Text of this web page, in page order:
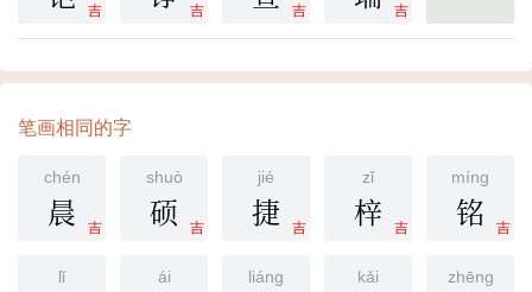
吉 吉 吉 吉
笔画相同的字
chén
吉
晨
shuò
吉
硕
jié
吉
捷
zǐ
吉
梓
míng
吉
铭
lǐ ái liáng kǎi zhēng